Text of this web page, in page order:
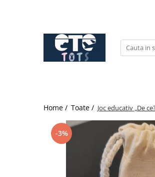
CĂRUCIOARE & SCAUNE AUTO
cărucioare YOYO
accesorii scaun auto
accesorii scaun avion
Home / Toate / Joc educativ „De
-3%